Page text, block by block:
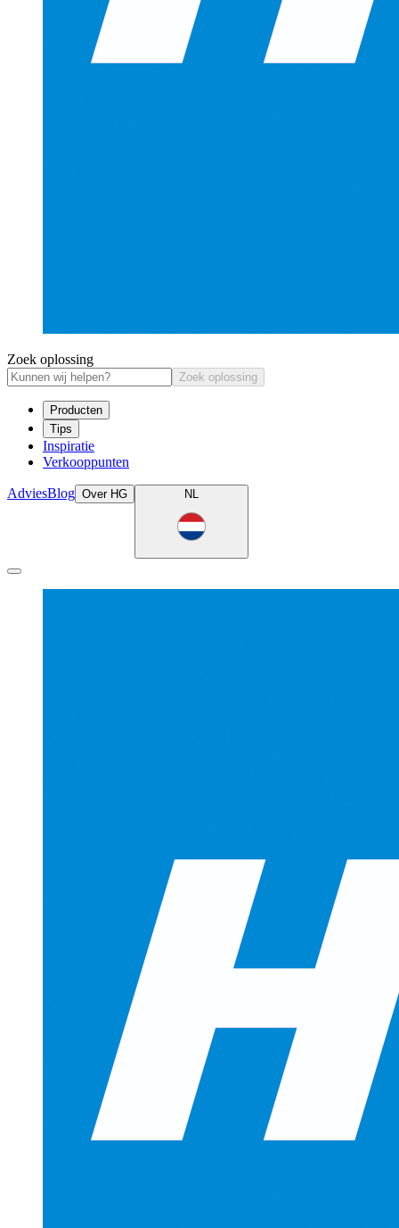
Zoek oplossing
Zoek oplossing
Producten
Tips
Inspiratie
Verkooppunten
AdviesBlog Over HG NL